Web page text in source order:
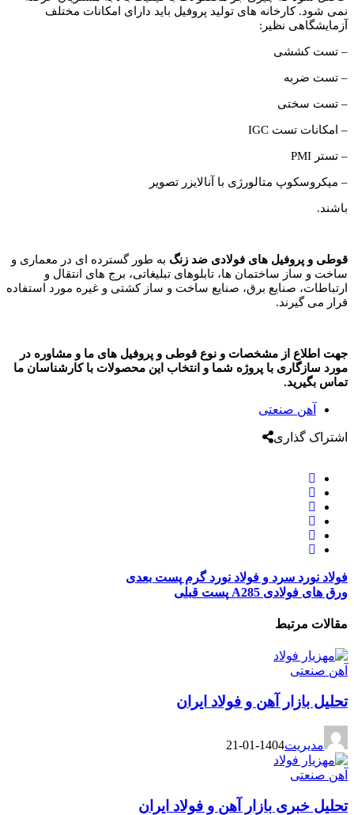
نمی شود. کارخانه های تولید پروفیل باید دارای امکانات مختلف
آزمایشگاهی نظیر:
– تست کششی
– تست ضربه
– تست سختی
– امکانات تست IGC
– تستر PMI
– میکروسکوپ متالورژی با آنالایزر تصویر
باشند.
قوطی و پروفیل های فولادی ضد زنگ به طور گسترده ای در معماری و
ساخت و ساز ساختمان ها، تابلوهای تبلیغاتی، برج های انتقال و
ارتباطات، صنایع برق، صنایع ساخت و ساز کشتی و غیره مورد استفاده
قرار می گیرند.
جهت اطلاع از مشخصات و نوع قوطی و پروفیل های ما و مشاوره در
مورد سازگاری با پروژه شما و انتخاب این محصولات با کارشناسان ما
تماس بگیرید.
آهن صنعتی
اشتراک گذاری
فولاد نورد سرد و فولاد نورد گرم پست بعدی
ورق های فولادی A285
پست قبلی
مقالات مرتبط
آهن صنعتی
تحلیل بازار آهن و فولاد ایران
مدیریت1404-01-21
آهن صنعتی
تحلیل خبری بازار آهن و فولاد ایران